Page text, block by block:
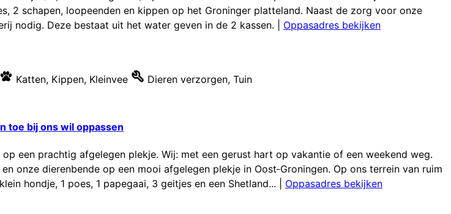
2 schapen, loopeenden en kippen op het Groninger platteland. Naast de zorg voor onze
nodig. Deze bestaat uit het water geven in de 2 kassen.
Oppasadres bekijken
Katten, Kippen, Kleinvee Dieren verzorgen, Tuin
toe bij ons wil oppassen
een prachtig afgelegen plekje. Wij: met een gerust hart op vakantie of een weekend weg.
onze dierenbende op een mooi afgelegen plekje in Oost‑Groningen. Op ons terrein van ruim
hondje, 1 poes, 1 papegaai, 3 geitjes en een Shetland...
Oppasadres bekijken